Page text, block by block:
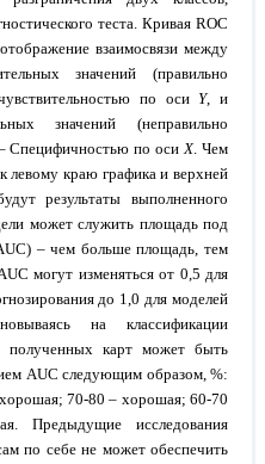
теста. Кривая ROC
взаимосвязи между
значений (правильно
по оси Y, и
значений (неправильно
Специфичностью по осиX. Чем
левому краю графика и верхней
результаты выполненного
может служить площадь под
– чем больше площадь, тем
могут изменяться от 0,5 для
до 1,0 для моделей
на классификации
полученных карт может быть
AUC следующим образом, %:
70-80 – хорошая; 60-70
Предыдущие исследования
по себе не может обеспечить